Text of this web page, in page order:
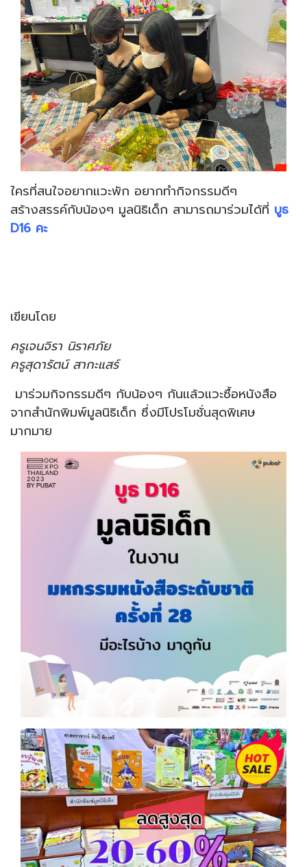
ใครที่สนใจอยากแวะพัก อยากทำกิจกรรมดีๆ
สร้างสรรค์กับน้องๆ มูลนิธิเด็ก สามารถมาร่วมได้ที่ บูธ
D16 คะ
เขียนโดย
ครูเจนจิรา นิราศภัย
ครูสุดารัตน์ สากะแสร์
มาร่วมกิจกรรมดีๆ กับน้องๆ กันแล้วแวะซื้อหนังสือ
จากสำนักพิมพ์มูลนิธิเด็ก ซึ่งมีโปรโมชั่นสุดพิเศษ
มากมาย